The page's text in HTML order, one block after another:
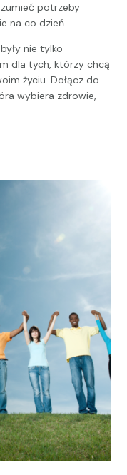
potrzeby
na co dzień.
nie tylko
dla tych, którzy chcą
życiu. Dołącz do
wybiera zdrowie,